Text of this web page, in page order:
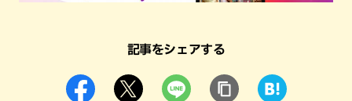
記事をシェアする